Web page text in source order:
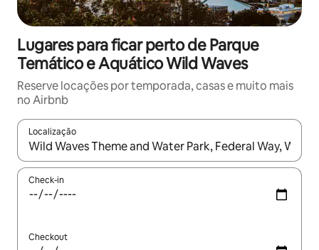
Lugares para ficar perto de Parque
Temático e Aquático Wild Waves
Reserve locações por temporada, casas e muito mais
no Airbnb
Localização
Quando os resultados estiverem disponíveis, explore-os
Check-in
Checkout